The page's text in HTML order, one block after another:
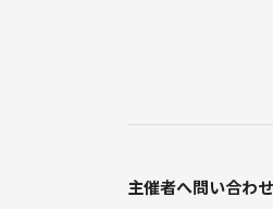
嵐好きなあなたも
主催者へ問い合わせ